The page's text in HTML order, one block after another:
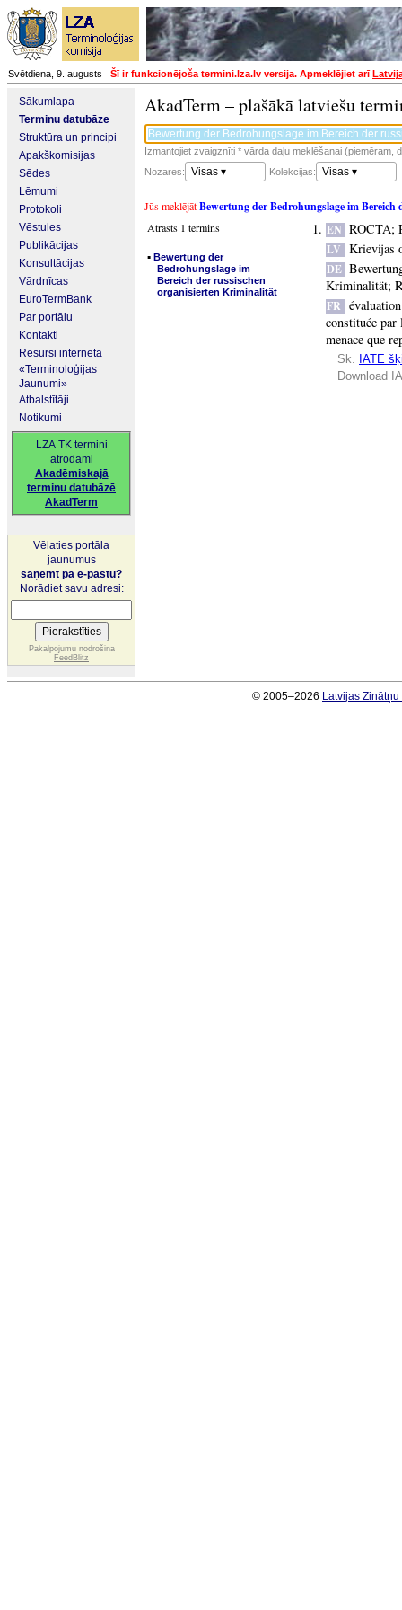
Svētdiena, 9. augusts Šī ir funkcionējoša termini.lza.lv versija. Apmeklējiet arī
Sākumlapa
Terminu datubāze
Struktūra un principi
Apakškomisijas
Sēdes
Lēmumi
Protokoli
Vēstules
Publikācijas
Konsultācijas
Vārdnīcas
EuroTermBank
Par portālu
Kontakti
Resursi internetā
«Terminoloģijas
Jaunumi»
Atbalstītāji
Notikumi
LZA TK termini
atrodami
Akadēmiskajā
terminu datubāzē
AkadTerm
Vēlaties portāla
jaunumus
saņemt pa e-pastu?
Norādiet savu adresi:
Pakalpojumu nodrošina
FeedBlitz
AkadTerm – plašākā latviešu
Izmantojiet zvaigznīti * vārda daļu meklēšanai (piemēram,
Nozares:
Visas ▾ Kolekcijas: Visas ▾
Jūs meklējātBewertung der Bedrohungslage im
Atrasts 1 termins
▪ Bewertung der
Bedrohungslage im
Bereich der russischen
organisierten Kriminalität
EN ROCTA;
LV Krievijas
DE
Kriminalität;
FR
constituée
menace que
Sk. IATE
Download
© 2005–2026 Latvijas